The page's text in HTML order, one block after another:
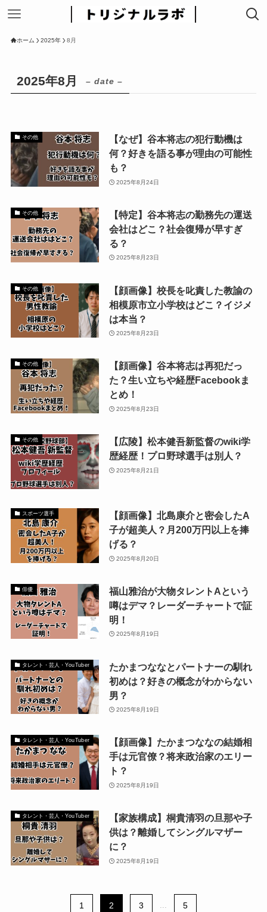
ホーム 2025年 8月
2025年8月 – date –
その他
【なぜ】谷本将志の犯行動機は
何？好きを語る事が理由の可能性
も？
2025年8月24日
その他
【特定】谷本将志の勤務先の運送
会社はどこ？社会復帰が早すぎ
る？
2025年8月23日
その他
【顔画像】校長を叱責した教諭の
相模原市立小学校はどこ？イジメ
は本当？
2025年8月23日
その他
【顔画像】谷本将志は再犯だっ
た？生い立ちや経歴Facebookま
とめ！
2025年8月23日
その他
【広陵】松本健吾新監督のwiki学
歴経歴！プロ野球選手は別人？
2025年8月21日
スポーツ選手
【顔画像】北島康介と密会したA
子が超美人？月200万円以上を捧
げる？
2025年8月20日
俳優
福山雅治が大物タレントAという
噂はデマ？レーダーチャートで証
明！
2025年8月19日
タレント・芸人・YouTuber
たかまつななとパートナーの馴れ
初めは？好きの概念がわからない
男？
2025年8月19日
タレント・芸人・YouTuber
【顔画像】たかまつななの結婚相
手は元官僚？将来政治家のエリー
ト？
2025年8月19日
タレント・芸人・YouTuber
【家族構成】桐貴清羽の旦那や子
供は？離婚してシングルマザー
に？
2025年8月19日
1 2 3 5